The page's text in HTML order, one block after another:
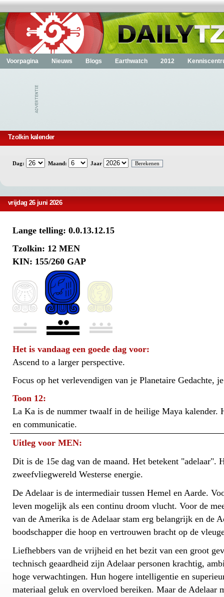
Voorpagina Nieuws Blogs Earthwatch 2012
Tzolkin kalender
Dag: Maand: Jaar
vrijdag 26 juni 2026
Lange telling: 0.0.13.12.15
Tzolkin: 12 MEN
KIN: 155/260 GAP
Het is vandaag een goede dag voor:
Ascend to a larger perspective.
Focus op het verlevendigen van je Planetaire Gedachte,
Toon 12:
La Ka is de nummer twaalf in de heilige Maya kalender.
en communicatie.
Uitleg voor MEN:
Dit is de 15e dag van de maand. Het betekent "adelaar".
zweefvliegwereld Westerse energie.
De Adelaar is de intermediair tussen Hemel en Aarde.
leven mogelijk als een continu droom vlucht. Voor de
van de Amerika is de Adelaar stam erg belangrijk en de
boodschapper die hoop en vertrouwen bracht op de
Liefhebbers van de vrijheid en het bezit van een groot
technisch geaardheid zijn Adelaar personen krachtig,
hoge verwachtingen. Hun hogere intelligentie en
materiaal geluk en overvloed bereiken. Maar de Adelaar